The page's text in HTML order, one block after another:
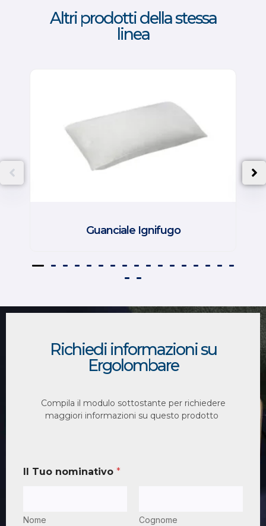
Altri prodotti della stessa
linea
Guanciale Ignifugo
Richiedi informazioni su
Ergolombare
Compila il modulo sottostante per richiedere
maggiori informazioni su questo prodotto
Il Tuo nominativo *
Nome Cognome